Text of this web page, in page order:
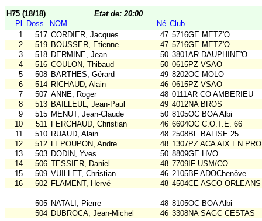
H75 (18/18)
Etat de: 20:00
Pl
Doss. NOM Né Club
1
517 CORDIER, Jacques 47 5716GE METZ'O
2
519 BOUSSER, Etienne 47 5716GE METZ'O
3
518 DERMINE, Jean 50 3801AR DAUPHINE'O
4
516 COULON, Thibaud 50 0615PZ VSAO
5
508 BARTHES, Gérard 49 8202OC MOLO
6
514 RICHAUD, Alain 46 0615PZ VSAO
7
507 ANNE, Roger 48 0111AR CO AMBERIEU
8
513 BAILLEUL, Jean-Paul 49 4012NA BROS
9
515 MENUT, Jean-Claude 50 8105OC BOA Albi
10
511 FERCHAUD, Christian 46 6604OC C.O.T.E. 66
11
510 RUAUD, Alain 48 2508BF BALISE 25
12
512 LEPOUPON, Andre 48 1307PZ ACA AIX EN
13
503 DODIN, Yves 50 8809GE HVO
14
506 TESSIER, Daniel 48 7709IF USM/CO
15
509 VUILLET, Christian 46 2105BF ADOChenôve
16
502 FLAMENT, Hervé 48 4504CE ASCO ORLEANS
505 NATALI, Pierre 48 8105OC BOA Albi
504 DUBROCA, Jean-Michel 46 3308NA SAGC CESTAS